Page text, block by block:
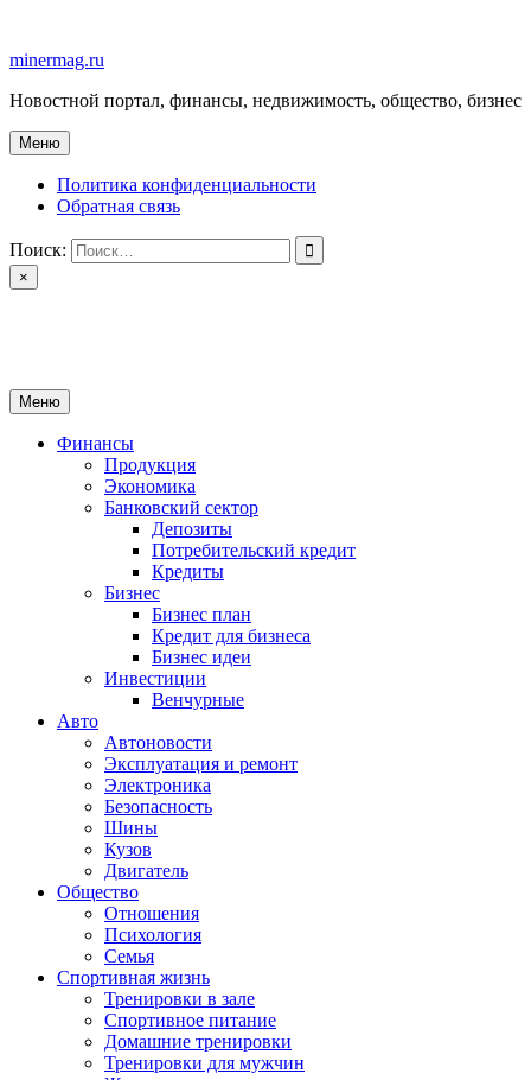
содержимому
minermag.ru
Новостной портал, финансы, недвижимость, общество, бизнес
Меню
Политика конфиденциальности
Обратная связь
Поиск:
×
Меню
Финансы
Продукция
Экономика
Банковский сектор
Депозиты
Потребительский кредит
Кредиты
Бизнес
Бизнес план
Кредит для бизнеса
Бизнес идеи
Инвестиции
Венчурные
Авто
Автоновости
Эксплуатация и ремонт
Электроника
Безопасность
Шины
Кузов
Двигатель
Общество
Отношения
Психология
Семья
Спортивная жизнь
Тренировки в зале
Спортивное питание
Домашние тренировки
Тренировки для мужчин